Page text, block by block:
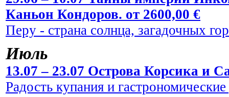
Каньон Кондоров. от 2600,00 €
Перу - страна солнца, загадочных
Июль
13.07 – 23.07 Острова Корсика и
Радость купания и